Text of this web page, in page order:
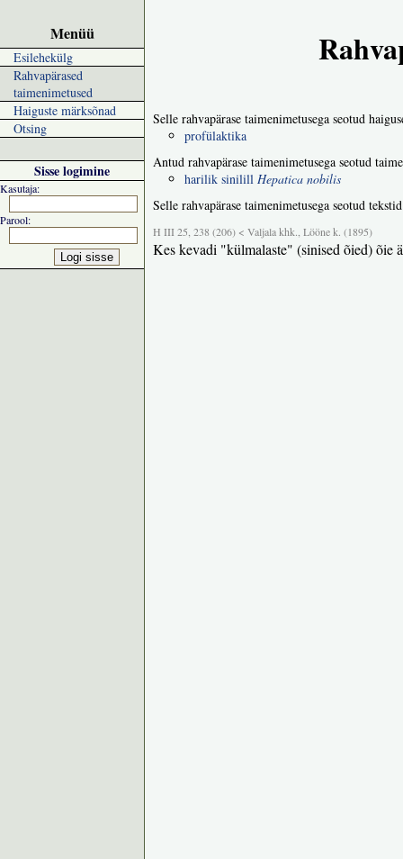
Menüü
Esilehekülg
Rahvapärased
taimenimetused
Haiguste märksõnad
Otsing
Sisse logimine
Kasutaja:
Parool:
Selle rahvapärase taimenimetusega seotud
profülaktika
Antud rahvapärase taimenimetusega seotud
harilik sinilill Hepatica nobilis
Selle rahvapärase taimenimetusega seotud
H III 25, 238 (206) < Valjala khk., Lööne k. (1895)
Kes kevadi "külmalaste" (sinised õied) õie